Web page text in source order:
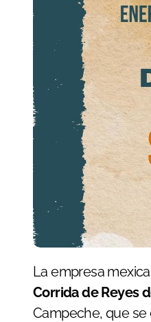
La empresa
Corrida de Reyes
Campeche, que